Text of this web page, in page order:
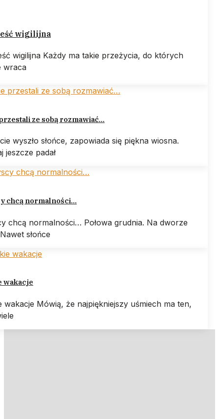
wigilijna
wigilijna Każdy ma takie przeżycia, do których
wraca
ze sobą rozmawiać…
wyszło słońce, zapowiada się piękna wiosna.
jeszcze padał
chcą normalności…
chcą normalności… Połowa grudnia. Na dworze
słońce
wakacje
wakacje Mówią, że najpiękniejszy uśmiech ma ten,